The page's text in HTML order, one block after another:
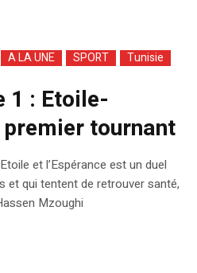
A LA UNE SPORT Tunisie
1 : Etoile-
premier tournant
et l’Espérance est un duel
et qui tentent de retrouver santé,
Mzoughi